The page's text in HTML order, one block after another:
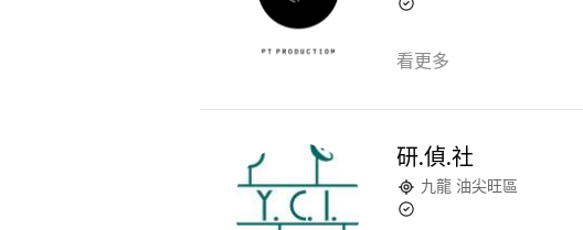
看更多
研.偵.社
九龍 油尖旺區